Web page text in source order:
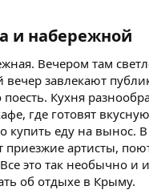
и набережной​
Вечером там
завлекают
Кухня
где готовят
еду на вынос.
приезжие артисты,
это так необычно
об отдыхе в Крыму.